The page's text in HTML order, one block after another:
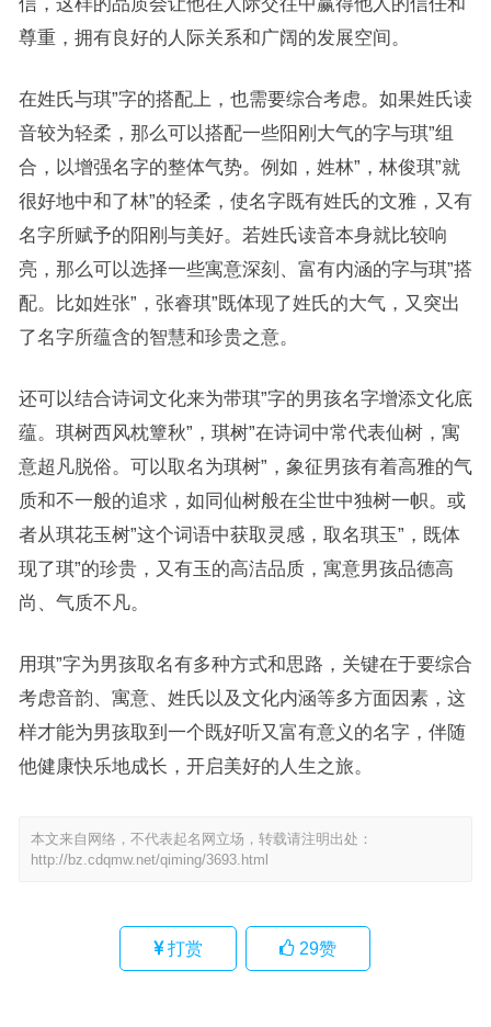
尊重，拥有良好的人际关系和广阔的发展空间。
在姓氏与琪”字的搭配上，也需要综合考虑。如果姓氏读
音较为轻柔，那么可以搭配一些阳刚大气的字与琪”组
合，以增强名字的整体气势。例如，姓林”，林俊琪”就
很好地中和了林”的轻柔，使名字既有姓氏的文雅，又有
名字所赋予的阳刚与美好。若姓氏读音本身就比较响
亮，那么可以选择一些寓意深刻、富有内涵的字与琪”搭
配。比如姓张”，张睿琪”既体现了姓氏的大气，又突出
了名字所蕴含的智慧和珍贵之意。
还可以结合诗词文化来为带琪”字的男孩名字增添文化底
蕴。琪树西风枕簟秋”，琪树”在诗词中常代表仙树，寓
意超凡脱俗。可以取名为琪树”，象征男孩有着高雅的气
质和不一般的追求，如同仙树般在尘世中独树一帜。或
者从琪花玉树”这个词语中获取灵感，取名琪玉”，既体
现了琪”的珍贵，又有玉的高洁品质，寓意男孩品德高
尚、气质不凡。
用琪”字为男孩取名有多种方式和思路，关键在于要综合
考虑音韵、寓意、姓氏以及文化内涵等多方面因素，这
样才能为男孩取到一个既好听又富有意义的名字，伴随
他健康快乐地成长，开启美好的人生之旅。
本文来自网络，不代表起名网立场，转载请注明出处：
http://bz.cdqmw.net/qiming/3693.html
打赏 29赞